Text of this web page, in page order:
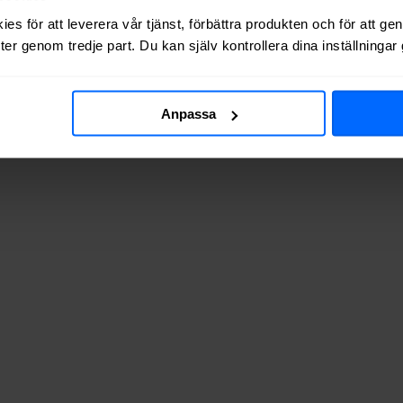
för att leverera vår tjänst, förbättra produkten och för att
genom tredje part. Du kan själv kontrollera dina
Anpassa
kabel-TV (via koaxialkabel) i
av adresserna vi testat finns de tillgängliga? Tabellen nedan visar hur